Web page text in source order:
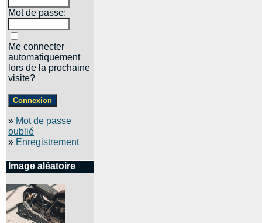
Mot de passe:
Me connecter
automatiquement
lors de la prochaine
visite?
» Mot de passe
oublié
» Enregistrement
Image aléatoire